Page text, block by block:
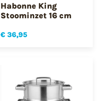
Habonne King
Stoominzet 16 cm
€ 36,95